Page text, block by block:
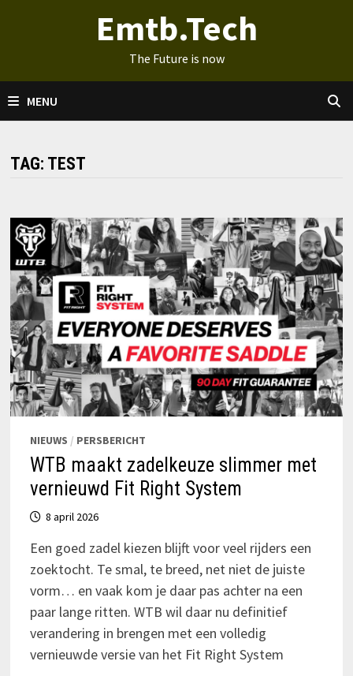
Emtb.Tech
The Future is now
MENU
TAG: TEST
NIEUWS / PERSBERICHT
WTB maakt zadelkeuze slimmer met
vernieuwd Fit Right System
8 april 2026
Een goed zadel kiezen blijft voor veel rijders een
zoektocht. Te smal, te breed, net niet de juiste
vorm… en vaak kom je daar pas achter na een
paar lange ritten. WTB wil daar nu definitief
verandering in brengen met een volledig
vernieuwde versie van het Fit Right System